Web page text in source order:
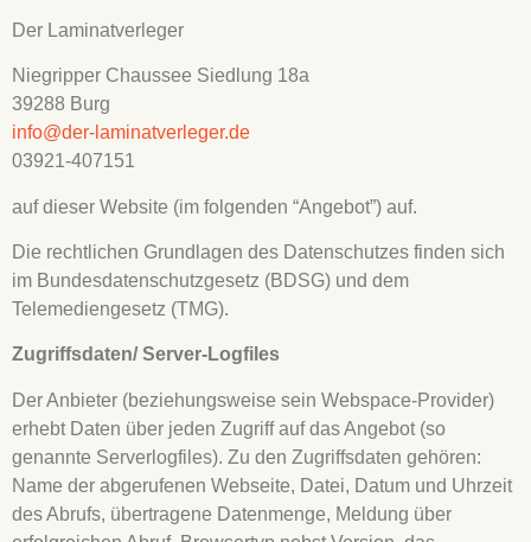
Der Laminatverleger
Niegripper Chaussee Siedlung 18a
39288 Burg
info@der-laminatverleger.de
03921-407151
auf dieser Website (im folgenden “Angebot”) auf.
Die rechtlichen Grundlagen des Datenschutzes finden sich
im Bundesdatenschutzgesetz (BDSG) und dem
Telemediengesetz (TMG).
Zugriffsdaten/ Server-Logfiles
Der Anbieter (beziehungsweise sein Webspace-Provider)
erhebt Daten über jeden Zugriff auf das Angebot (so
genannte Serverlogfiles). Zu den Zugriffsdaten gehören:
Name der abgerufenen Webseite, Datei, Datum und Uhrzeit
des Abrufs, übertragene Datenmenge, Meldung über